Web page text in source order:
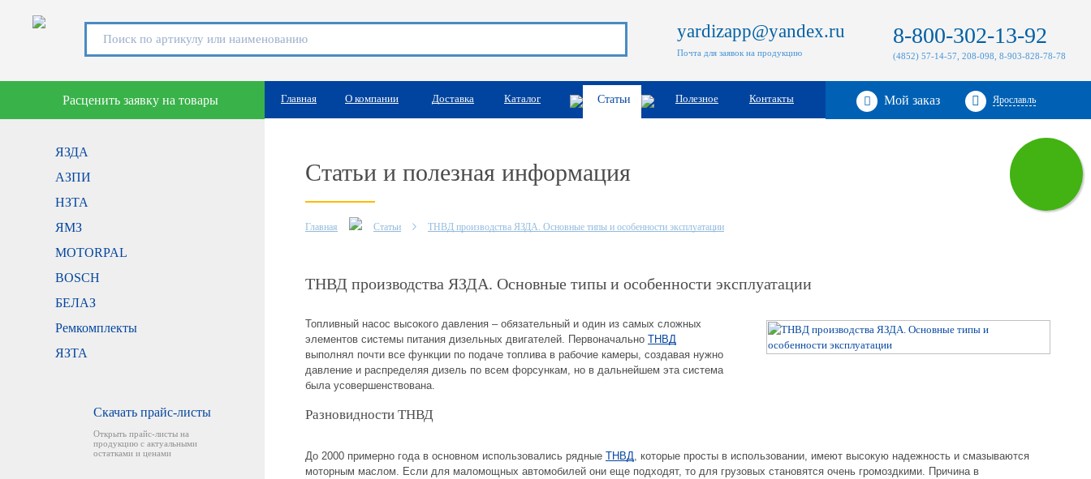
yardizapp@yandex.ru
Почта для заявок на продукцию
8-800-302-13-92
(4852) 57-14-57, 208-098, 8-903-828-78-78
Расценить заявку на товары Главная О компании Доставка Каталог Статьи Полезное Контакты Мой заказ Ярославль
ЯЗДА
АЗПИ
НЗТА
ЯМЗ
MOTORPAL
BOSCH
БЕЛАЗ
Ремкомплекты
ЯЗТА
Скачать прайс-листы
Открыть прайс-листы на
продукцию с актуальными
остатками и ценами
Статьи и полезная информация
Главная Статьи ТНВД производства ЯЗДА. Основные типы и особенности эксплуатации
ТНВД производства ЯЗДА. Основные типы и особенности эксплуатации
Топливный насос высокого давления – обязательный и один из самых сложных
элементов системы питания дизельных двигателей. Первоначально ТНВД
выполнял почти все функции по подаче топлива в рабочие камеры, создавая нужно
давление и распределяя дизель по всем форсункам, но в дальнейшем эта система
была усовершенствована.
Разновидности ТНВД
До 2000 примерно года в основном использовались рядные ТНВД , которые просты в использовании, имеют высокую надежность и смазываются
моторным маслом. Если для маломощных автомобилей они еще подходят, то для грузовых становятся очень громоздкими. Причина в